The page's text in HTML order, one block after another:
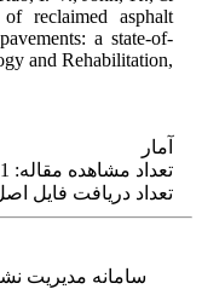
reclaimed asphalt
a state-of-
and Rehabilitation,
آمار
تعداد مشاهده مقاله: 921
تعداد دریافت فایل اصل
سامانه مدیریت